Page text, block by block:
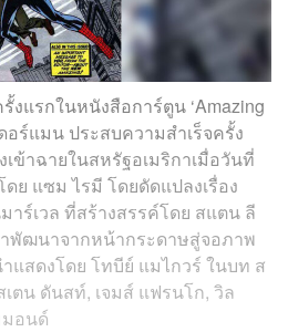
งแรกในหนังสือการ์ตูน ‘Amazing
อร์แมน ประสบความสำเร็จครั้ง
ข้าฉายในสหรัฐอเมริกาเมื่อวันที่
ย แซม ไรมี โดยดัดแปลงเรื่อง
ร์เวล ที่สร้างสรรค์โดย สแตน ลี
พัฒนาจากหน้ากระดาษสู่จอภาพ
แสดงโดย โทบีย์ แมไกวร์ ในบท ส
ตน ดันสท์, เจมส์ แฟรนโก, วิล
มอนด์